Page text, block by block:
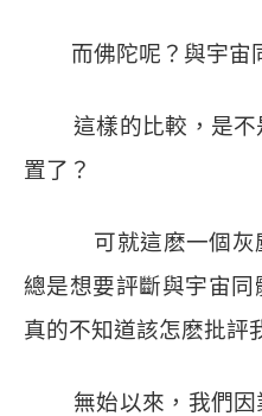
而佛陀呢？與宇宙
這樣的比較，是
置了？
可就這麽一個
總是想要評斷與宇宙同
真的不知道該怎麽批評
無始以來，我們